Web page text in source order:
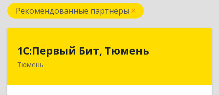
Рекомендованные партнеры
1С:Первый Бит, Тюмень
Тюмень
1С:Первый Бит, Тюмень
625000, Тюменская обл, Тюмень г, Республики